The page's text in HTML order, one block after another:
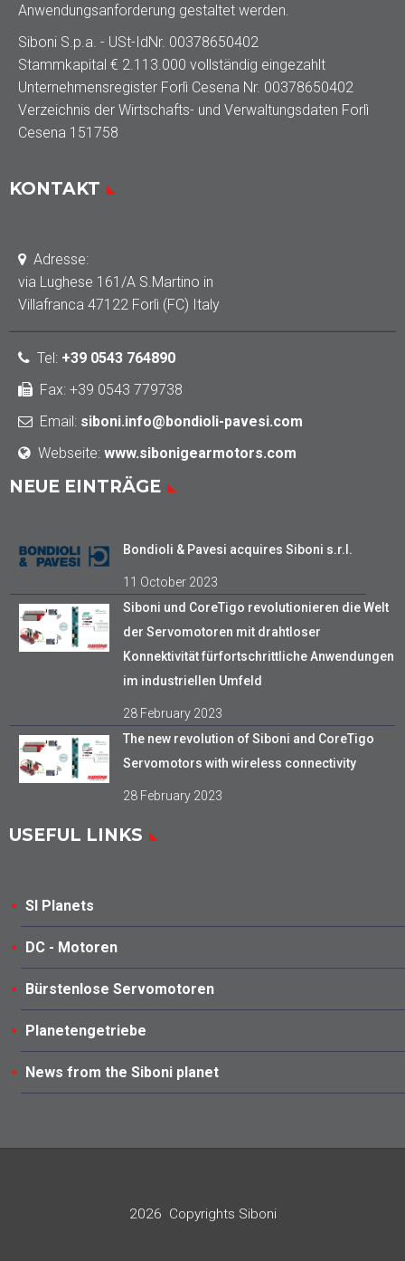
Anwendungsanforderung gestaltet werden.
Siboni S.p.a. - USt-IdNr. 00378650402
Stammkapital € 2.113.000 vollständig eingezahlt
Unternehmensregister Forlì Cesena Nr. 00378650402
Verzeichnis der Wirtschafts- und Verwaltungsdaten Forlì
Cesena 151758
KONTAKT
Adresse:
via Lughese 161/A S.Martino in
Villafranca 47122 Forlì (FC) Italy
Tel: +39 0543 764890
Fax: +39 0543 779738
Email: siboni.info@bondioli-pavesi.com
Webseite: www.sibonigearmotors.com
NEUE EINTRÄGE
Bondioli & Pavesi acquires Siboni s.r.l.
11 October 2023
Siboni und CoreTigo revolutionieren die Welt
der Servomotoren mit drahtloser
Konnektivität fürfortschrittliche Anwendungen
im industriellen Umfeld
28 February 2023
The new revolution of Siboni and CoreTigo
Servomotors with wireless connectivity
28 February 2023
USEFUL LINKS
SI Planets
DC - Motoren
Bürstenlose Servomotoren
Planetengetriebe
News from the Siboni planet
2026 Copyrights Siboni